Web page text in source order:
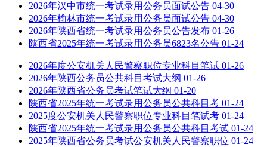
2026年汉中市统一考试录用公务员面试公告 04-30
2026年榆林市统一考试录用公务员面试公告 04-30
2026年陕西省统一考试录用公务员公告发布 01-26
陕西省2025年统一考试录用公务员6823名公告 01-24
2026年度公安机关人民警察职位专业科目笔试 01-26
2026年陕西公务员公共科目考试大纲 01-26
2026年陕西省公务员考试笔试大纲 01-20
陕西省2025年统一考试录用公务员公共科目考 01-24
2025度公安机关人民警察职位专业科目笔试考 01-24
陕西省2025年统一考试录用公务员公共科目考试 01-24
2025年陕西省公务员考试公安机关人民警察职位 01-24